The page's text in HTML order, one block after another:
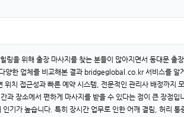
링을 위해 출장 마사지를 찾는 분들이 많아지면서 동대문
양한 업체를 비교해본 결과 bridgeglobal.co.kr 서비스를 알
위치 접근성과 빠른 예약 시스템, 전문적인 관리사 배정까
과 장소에서 편하게 마사지를 받을 수 있다는 점이 큰 장점
인기가 높습니다. 특히 장시간 업무로 인한 어깨 결림, 허리